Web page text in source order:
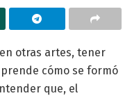
otras artes, tener
cómo se formó
que, el